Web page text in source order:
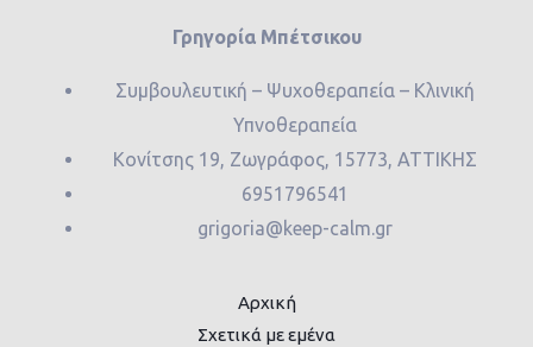
Γρηγορία Μπέτσικου
Συμβουλευτική – Ψυχοθεραπεία – Κλινική
Υπνοθεραπεία
Κονίτσης 19, Ζωγράφος, 15773, ΑΤΤΙΚΗΣ
6951796541
grigoria@keep-calm.gr
Αρχική
Σχετικά με εμένα